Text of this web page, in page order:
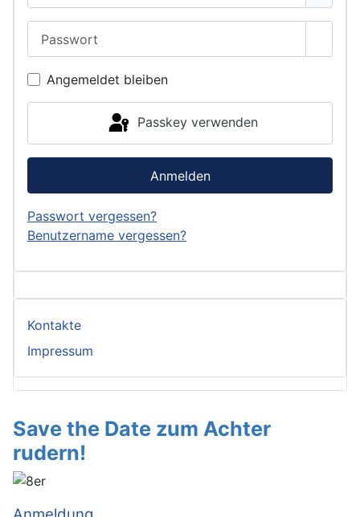
Angemeldet bleiben
Passkey verwenden
Anmelden
Passwort vergessen?
Benutzername vergessen?
Kontakte
Impressum
Save the Date zum Achter
rudern!